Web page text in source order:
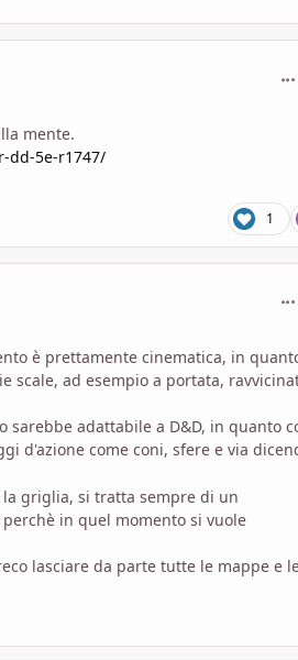
mente.
dd-5e-r1747/
1
è prettamente cinematica, in
scale, ad esempio a portata,
adattabile a D&D, in quanto
d'azione come coni, sfere e via
griglia, si tratta sempre di un
in quel momento si vuole
lasciare da parte tutte le mappe e